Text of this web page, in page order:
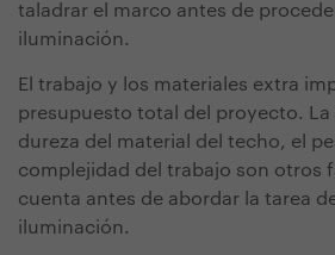
taladrar el marco antes de
iluminación.
El trabajo y los materiales extra
presupuesto total del proyecto.
dureza del material del techo, el
complejidad del trabajo son otros
cuenta antes de abordar la tarea
iluminación.